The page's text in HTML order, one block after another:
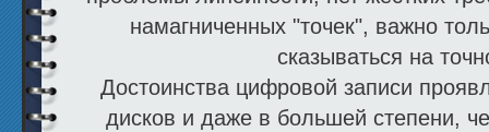
намагниченных "точек", важно
сказываться на
Достоинства цифровой записи
дис­ков и даже в большей степени,